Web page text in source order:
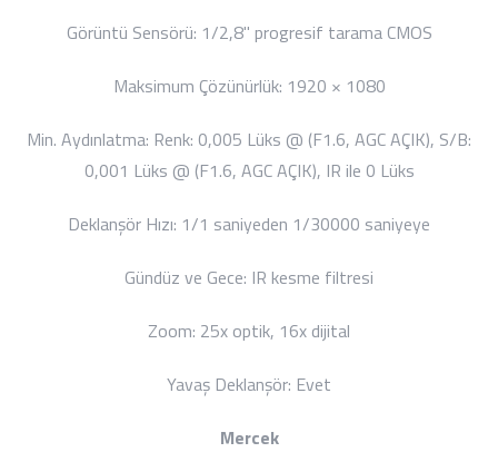
Görüntü Sensörü: 1/2,8" progresif tarama CMOS
Maksimum Çözünürlük: 1920 × 1080
Min. Aydınlatma: Renk: 0,005 Lüks @ (F1.6, AGC AÇIK), S/B:
0,001 Lüks @ (F1.6, AGC AÇIK), IR ile 0 Lüks
Deklanşör Hızı: 1/1 saniyeden 1/30000 saniyeye
Gündüz ve Gece: IR kesme filtresi
Zoom: 25x optik, 16x dijital
Yavaş Deklanşör: Evet
Mercek